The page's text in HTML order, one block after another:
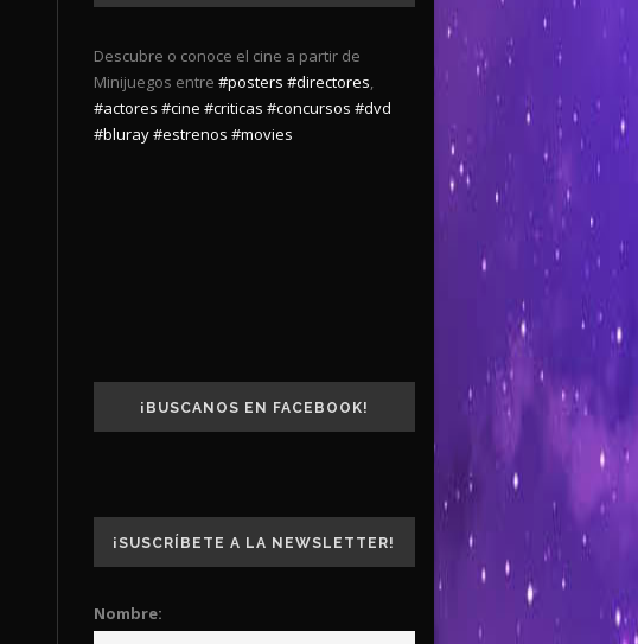
Descubre o conoce el cine a partir de
Minijuegos entre #posters #directores,
#actores #cine #criticas #concursos #dvd
#bluray#estrenos #movies
¡BUSCANOS EN FACEBOOK!
¡SUSCRÍBETE A LA NEWSLETTER!
Nombre: